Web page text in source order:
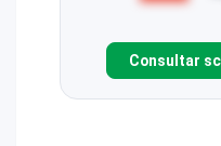
Consultar